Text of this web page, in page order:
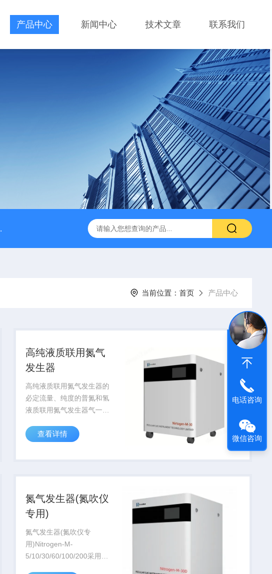
产品中心 新闻中心 技术文章 联系我们
高纯氢气发生器 Nitrogen-B-5/10/30/60/100质谱专用氮气发生器 德国
当前位置： 首页 产品中心
高纯液质联用氮气
发生器
高纯液质联用氮气发生器的
必定流量、纯度的普氮和氢
液质联用氮气发生器气一同
杂器中足够混杂后，进入装
置，在脱氧催化剂的成果下
查看详情
氮气发生器(氮吹仪
专用)
氮气发生器(氮吹仪专
用)Nitrogen-M-
5/10/30/60/100/200采用膜
电话咨询
微信咨询